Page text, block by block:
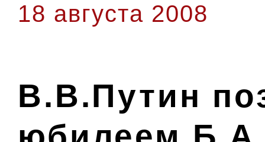
18 августа 2008
В.В.Путин